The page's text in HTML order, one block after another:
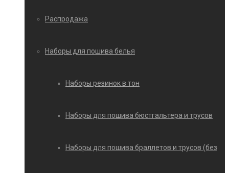
Распродажа
Наборы для пошива белья
Наборы резинок в тон
Наборы для пошива бюстгальтера и трусов
Наборы для пошива браллетов и трусов (без